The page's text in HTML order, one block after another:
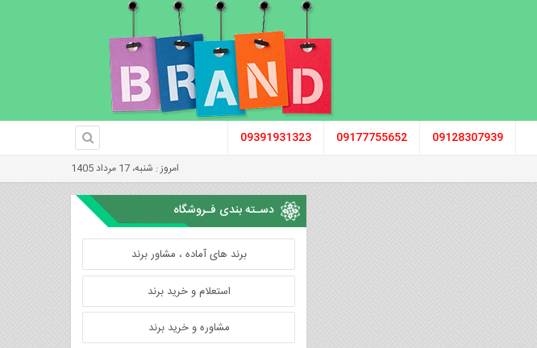
09128307939
09177755652
09391931323
امروز : شنبه، 17 مرداد 1405
دسـته بندی فـروشگاه
برند های آماده ، مشاور برند
استعلام و خرید برند
مشاوره و خرید برند